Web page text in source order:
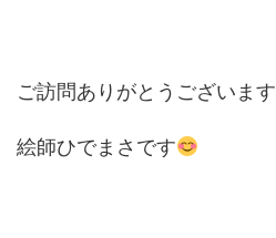
ご訪問ありがとうございます
絵師ひでまさです